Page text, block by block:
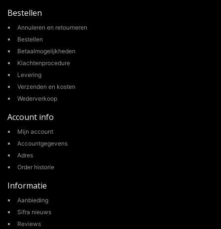
Bestellen
Annuleren en retourneren
Bestellen
Betaalmogelijkheden
Klachtenprocedure
Levering
Verzenden en kosten
Wederverkoop
Account info
Mijn account
Accountgegevens
Adres
Order historie
Informatie
Aanbieding
Sifra nieuws
Reviews